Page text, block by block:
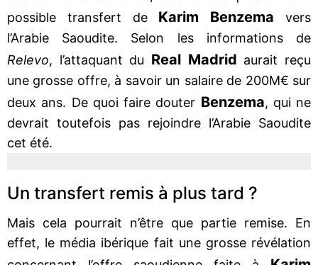
possible transfert de Karim Benzema vers
l’Arabie Saoudite. Selon les informations de
Relevo, l’attaquant du Real Madrid aurait reçu
une grosse offre, à savoir un salaire de 200M€ sur
deux ans. De quoi faire douter Benzema, qui ne
devrait toutefois pas rejoindre l’Arabie Saoudite
cet été.
Un transfert remis à plus tard ?
Mais cela pourrait n’être que partie remise. En
effet, le média ibérique fait une grosse révélation